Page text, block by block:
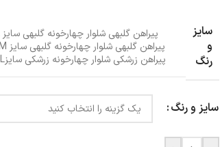
سایز
و
رنگ
پیراهن گلبهی شلوار چهارخونه گلبهی سایز L
پیراهن گلبهی شلوار چهارخونه گلبهی سایز M
پیراهن زرشکی شلوار چهارخونه زرشکی سایزXL
سایز و رنگ